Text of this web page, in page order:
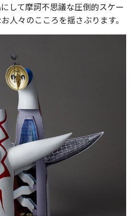
して摩訶不思議な圧倒的スケー
人々のこころを揺さぶります。